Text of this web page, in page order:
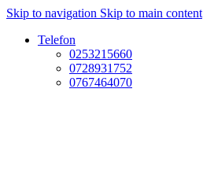
Skip to navigation Skip to main content
Telefon
0253215660
0728931752
0767464070